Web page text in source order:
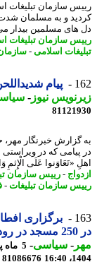
سازمان تبلیغات
و به مسلمان شدت و
مسلمین بیدار می
سازمان تبلیغات
اسلامی-سازمان
پیام
نیوز-سیاسی-5 ماه
خبرنگار مهر،
که در ویراستی
«تَعَاوَنوا عَلَی الْإِثمِ
-رییس سازمان
سازمان تبلیغات-
برگزاری
-سیاسی-
81086676